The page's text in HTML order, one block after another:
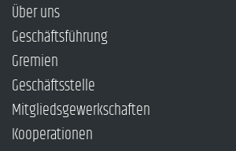
Über uns
Geschäftsführung
Gremien
Geschäftsstelle
Mitgliedsgewerkschaften
Kooperationen